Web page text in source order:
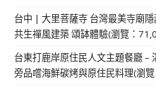
台中 | 大里菩薩寺 台灣最美寺廟
共生禪風建築 頌缽體驗(瀏覽：
台東打鹿岸原住民人文主題餐廳 –
旁品嚐海鮮碳烤與原住民料理(瀏